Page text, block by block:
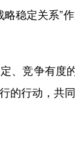
稳定关系”
竞争有度
行动，共